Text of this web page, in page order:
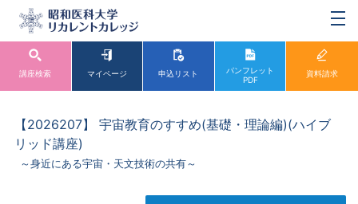
講座検索 マイページ 申込リスト
パンフレット
PDF
資料請求
【2026207】 宇宙教育のすすめ(基礎・理論編)(ハイブ
リッド講座)
～身近にある宇宙・天文技術の共有～